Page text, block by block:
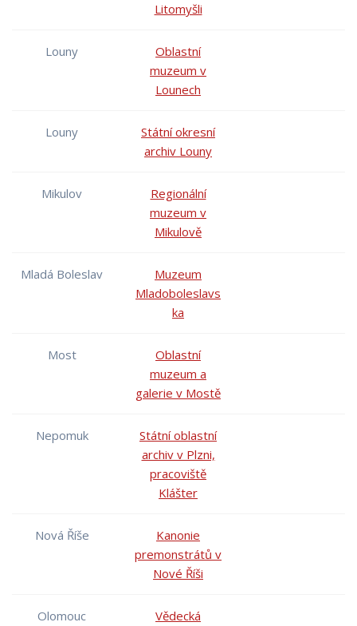
Litomyšli
Louny
Oblastní
muzeum v
Lounech
Louny
Státní okresní
archiv Louny
Mikulov
Regionální
muzeum v
Mikulově
Mladá Boleslav
Muzeum
Mladoboleslavs
ka
Most
Oblastní
muzeum a
galerie v Mostě
Nepomuk
Státní oblastní
archiv v Plzni,
pracoviště
Klášter
Nová Říše
Kanonie
premonstrátů v
Nové Říši
Olomouc
Vědecká